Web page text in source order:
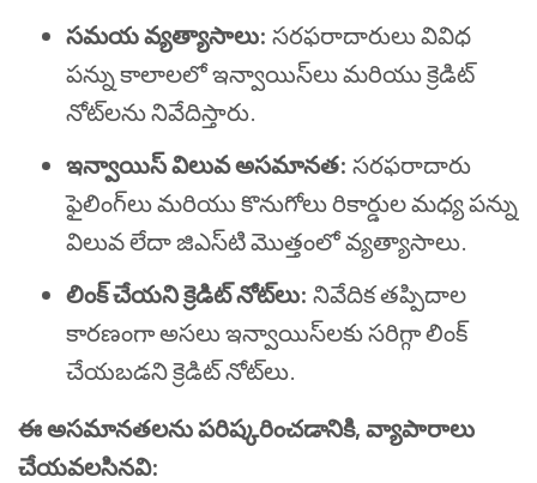
సమయ వ్యత్యాసాలు: సరఫరాదారులు వివిధ
పన్ను కాలాలలో ఇన్వాయిస్‌లు మరియు క్రెడిట్
నోట్‌లను నివేదిస్తారు.
ఇన్వాయిస్ విలువ అసమానత: సరఫరాదారు
ఫైలింగ్‌లు మరియు కొనుగోలు రికార్డుల మధ్య పన్ను
విలువ లేదా జిఎస్‌టి మొత్తంలో వ్యత్యాసాలు.
లింక్ చేయని క్రెడిట్ నోట్‌లు: నివేదిక తప్పిదాల
కారణంగా అసలు ఇన్వాయిస్‌లకు సరిగ్గా లింక్
చేయబడని క్రెడిట్ నోట్‌లు.
ఈ అసమానతలను పరిష్కరించడానికి, వ్యాపారాలు
చేయవలసినవి: